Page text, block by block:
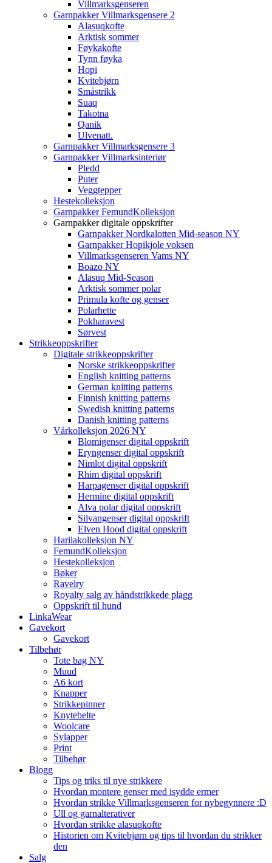
Villmarksgenseren
Garnpakker Villmarksgensere 2
Alasuqkofte
Arktisk sommer
Føykakofte
Tynn føyka
Hopi
Kvitebjørn
Småstrikk
Suaq
Takotna
Qanik
Ulvenatt.
Garnpakker Villmarksgensere 3
Garnpakker Villmarksinteriør
Pledd
Puter
Veggtepper
Hestekolleksjon
Garnpakker FemundKolleksjon
Garnpakker digitale oppskrifter
Garnpakker Nordkalotten Mid-season NY
Garnpakker Hopikjole voksen
Villmarksgenseren Vams NY
Boazo NY
Alasuq Mid-Season
Arktisk sommer polar
Primula kofte og genser
Polarhette
Pokharavest
Sørvest
Strikkeoppskrifter
Digitale strikkeoppskrifter
Norske strikkeoppskrifter
English knitting patterns
German knitting patterns
Finnish knitting patterns
Swedish knitting patterns
Danish knitting patterns
Vårkolleksjon 2026 NY
Blomigenser digital oppskrift
Eryngenser digital oppskrift
Nimlot digital oppskrift
Rhim digital oppskrift
Harpagenser digital oppskrift
Hermine digital oppskrift
Alva polar digital oppskrift
Silvangenser digital oppskrift
Elven Hood digital oppskrift
Harilakolleksjon NY
FemundKolleksjon
Hestekolleksjon
Bøker
Ravelry
Royalty salg av håndstrikkede plagg
Oppskrift til hund
LinkaWear
Gavekort
Gavekort
Tilbehør
Tote bag NY
Muud
A6 kort
Knapper
Strikkepinner
Knytebelte
Woolcare
Sylapper
Print
Tilbehør
Blogg
Tips og triks til nye strikkere
Hvordan montere genser med isydde ermer
Hvordan strikke Villmarksgenseren for nybegynnere :D
Ull og garnalterativer
Hvordan strikke alasuqkofte
Historien om Kvitebjørn og tips til hvordan du strikker
den
Salg